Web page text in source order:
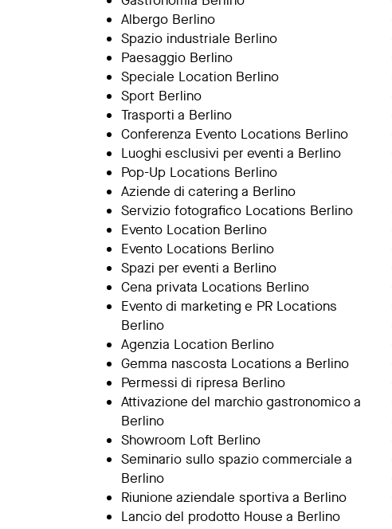
Albergo Berlino
Spazio industriale Berlino
Paesaggio Berlino
Speciale Location Berlino
Sport Berlino
Trasporti a Berlino
Conferenza Evento Locations Berlino
Luoghi esclusivi per eventi a Berlino
Pop-Up Locations Berlino
Aziende di catering a Berlino
Servizio fotografico Locations Berlino
Evento Location Berlino
Evento Locations Berlino
Spazi per eventi a Berlino
Cena privata Locations Berlino
Evento di marketing e PR Locations
Berlino
Agenzia Location Berlino
Gemma nascosta Locations a Berlino
Permessi di ripresa Berlino
Attivazione del marchio gastronomico a
Berlino
Showroom Loft Berlino
Seminario sullo spazio commerciale a
Berlino
Riunione aziendale sportiva a Berlino
Lancio del prodotto House a Berlino